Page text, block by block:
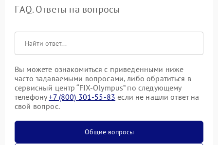
FAQ. Ответы на вопросы
Вы можете ознакомиться с приведенными ниже
часто задаваемыми вопросами, либо обратиться в
сервисный центр “FIX-Olympus” по следующему
телефону+7 (800) 301-55-83 если не нашли ответ на
свой вопрос.
Общие вопросы